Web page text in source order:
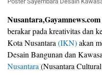
Nusantara,Gayamnews.com
berakar pada kreativitas dan
Kota Nusantara (IKN)akan
Desain Bangunan dan
Nusantara (Nusantara